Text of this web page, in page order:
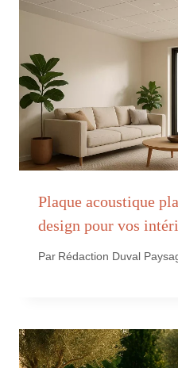
Plaque acoustique
design pour vos
Par Rédaction Duval